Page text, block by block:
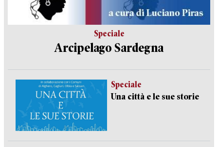
Speciale
Arcipelago Sardegna
Speciale
Una città e le sue storie